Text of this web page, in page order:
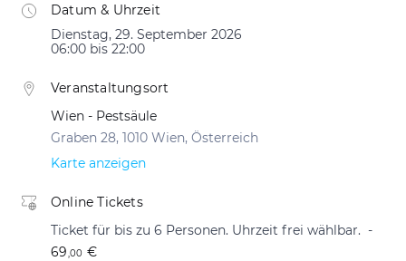
Datum & Uhrzeit
Dienstag, 29. September 2026
06:00 bis 22:00
Veranstaltungsort
Wien - Pestsäule
Graben 28, 1010 Wien, Österreich
Karte anzeigen
Online Tickets
Ticket für bis zu 6 Personen. Uhrzeit frei wählbar.
69 ,00 €